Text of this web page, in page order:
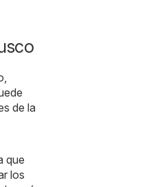
de la
que
los